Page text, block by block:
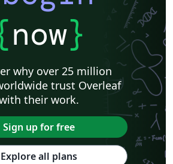
now}
why over 25 million
trust Overleaf
their work.
Sign up for free
Explore all plans